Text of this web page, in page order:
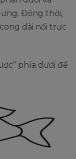
Đồng thời,
dài nối trực
phía dưới để